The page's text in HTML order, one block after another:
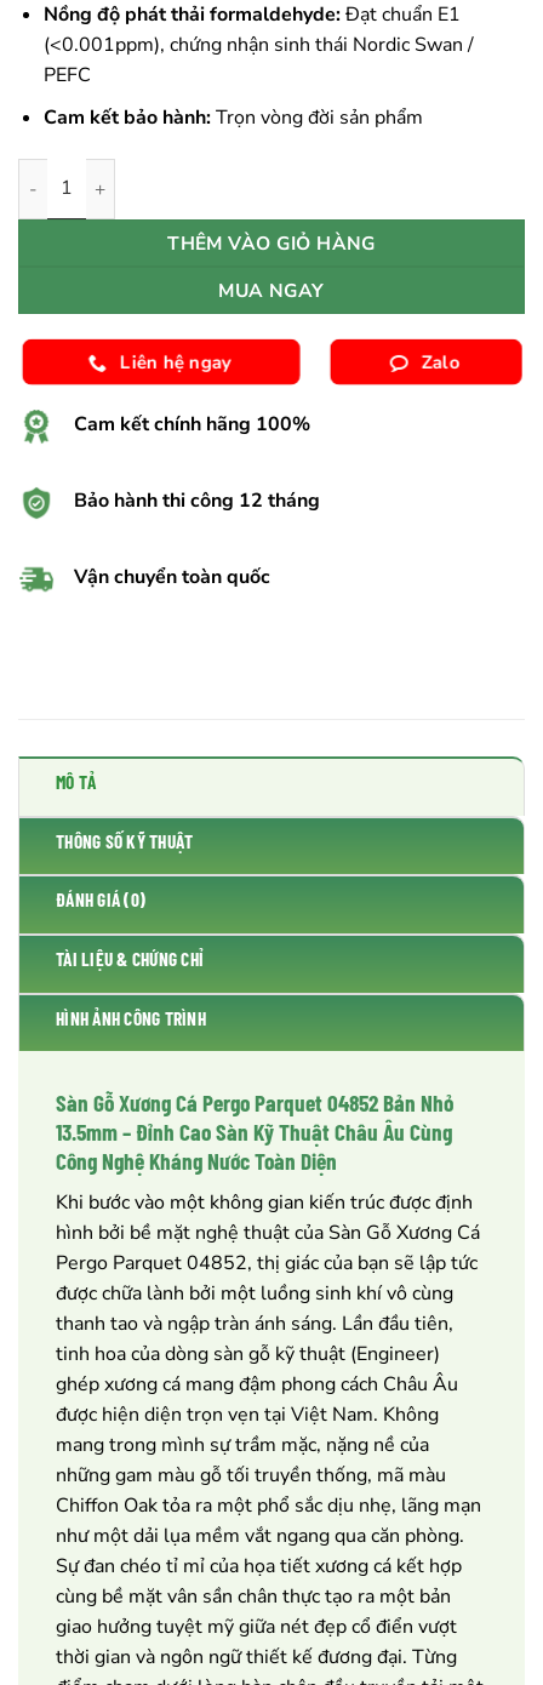
Nồng độ phát thải formaldehyde:Đạt chuẩn E1
(<0.001ppm), chứng nhận sinh thái Nordic Swan /
PEFC
Cam kết bảo hành:Trọn vòng đời sản phẩm
THÊM VÀO GIỎ HÀNG
MUA NGAY
Liên hệ ngay Zalo
Cam kết chính hãng 100%
Bảo hành thi công 12 tháng
Vận chuyển toàn quốc
MÔ TẢ
THÔNG SỐ KỸ THUẬT
ĐÁNH GIÁ (0)
TÀI LIỆU & CHỨNG CHỈ
HÌNH ẢNH CÔNG TRÌNH
Sàn Gỗ Xương Cá Pergo Parquet 04852 Bản Nhỏ
13.5mm – Đỉnh Cao Sàn Kỹ Thuật Châu Âu Cùng
Công Nghệ Kháng Nước Toàn Diện
Khi bước vào một không gian kiến trúc được định
hình bởi bề mặt nghệ thuật của Sàn Gỗ Xương Cá
Pergo Parquet 04852, thị giác của bạn sẽ lập tức
được chữa lành bởi một luồng sinh khí vô cùng
thanh tao và ngập tràn ánh sáng. Lần đầu tiên,
tinh hoa của dòng sàn gỗ kỹ thuật (Engineer)
ghép xương cá mang đậm phong cách Châu Âu
được hiện diện trọn vẹn tại Việt Nam. Không
mang trong mình sự trầm mặc, nặng nề của
những gam màu gỗ tối truyền thống, mã màu
Chiffon Oak tỏa ra một phổ sắc dịu nhẹ, lãng mạn
như một dải lụa mềm vắt ngang qua căn phòng.
Sự đan chéo tỉ mỉ của họa tiết xương cá kết hợp
cùng bề mặt vân sần chân thực tạo ra một bản
giao hưởng tuyệt mỹ giữa nét đẹp cổ điển vượt
thời gian và ngôn ngữ thiết kế đương đại. Từng